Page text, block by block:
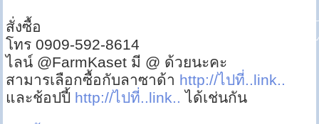
สั่งซื้อ
โทร 0909-592-8614
ไลน์ @FarmKaset มี @ ด้วยนะคะ
สามารเลือกซื้อกับลาซาด้า http://ไปที่..link..
และช้อปปี้ http://ไปที่..link.. ได้เช่นกัน